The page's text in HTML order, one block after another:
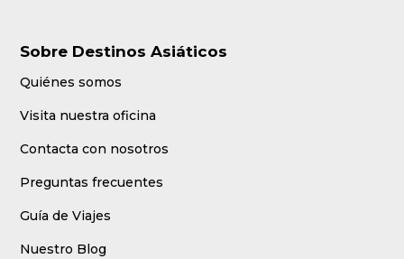
Sobre Destinos Asiáticos
Quiénes somos
Visita nuestra oficina
Contacta con nosotros
Preguntas frecuentes
Guía de Viajes
Nuestro Blog